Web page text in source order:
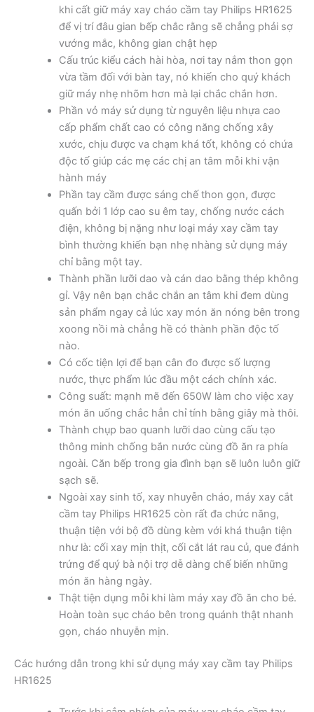
khi cất giữ máy xay cháo cầm tay Philips HR1625
để vị trí đâu gian bếp chắc rằng sẽ chẳng phải sợ
vướng mắc, không gian chật hẹp
Cấu trúc kiểu cách hài hòa, nơi tay nắm thon gọn
vừa tầm đối với bàn tay, nó khiến cho quý khách
giữ máy nhẹ nhõm hơn mà lại chắc chắn hơn.
Phần vỏ máy sử dụng từ nguyên liệu nhựa cao
cấp phẩm chất cao có công năng chống xây
xước, chịu được va chạm khá tốt, không có chứa
độc tố giúp các mẹ các chị an tâm mỗi khi vận
hành máy
Phần tay cầm được sáng chế thon gọn, được
quấn bởi 1 lớp cao su êm tay, chống nước cách
điện, không bị nặng như loại máy xay cầm tay
bình thường khiến bạn nhẹ nhàng sử dụng máy
chỉ bằng một tay.
Thành phần lưỡi dao và cán dao bằng thép không
gỉ. Vậy nên bạn chắc chắn an tâm khi đem dùng
sản phẩm ngay cả lúc xay món ăn nóng bên trong
xoong nồi mà chẳng hề có thành phần độc tố
nào.
Có cốc tiện lợi để bạn cân đo được số lượng
nước, thực phẩm lúc đầu một cách chính xác.
Công suất: mạnh mẽ đến 650W làm cho việc xay
món ăn uống chắc hẳn chỉ tính bằng giây mà thôi.
Thành chụp bao quanh lưỡi dao cùng cấu tạo
thông minh chống bắn nước cùng đồ ăn ra phía
ngoài. Căn bếp trong gia đình bạn sẽ luôn luôn giữ
sạch sẽ.
Ngoài xay sinh tố, xay nhuyễn cháo, máy xay cắt
cầm tay Philips HR1625 còn rất đa chức năng,
thuận tiện với bộ đồ dùng kèm với khá thuận tiện
như là: cối xay mịn thịt, cối cắt lát rau củ, que đánh
trứng để quý bà nội trợ dễ dàng chế biến những
món ăn hàng ngày.
Thật tiện dụng mỗi khi làm máy xay đồ ăn cho bé.
Hoàn toàn sục cháo bên trong quánh thật nhanh
gọn, cháo nhuyễn mịn.
Các hướng dẫn trong khi sử dụng máy xay cầm tay Philips
HR1625